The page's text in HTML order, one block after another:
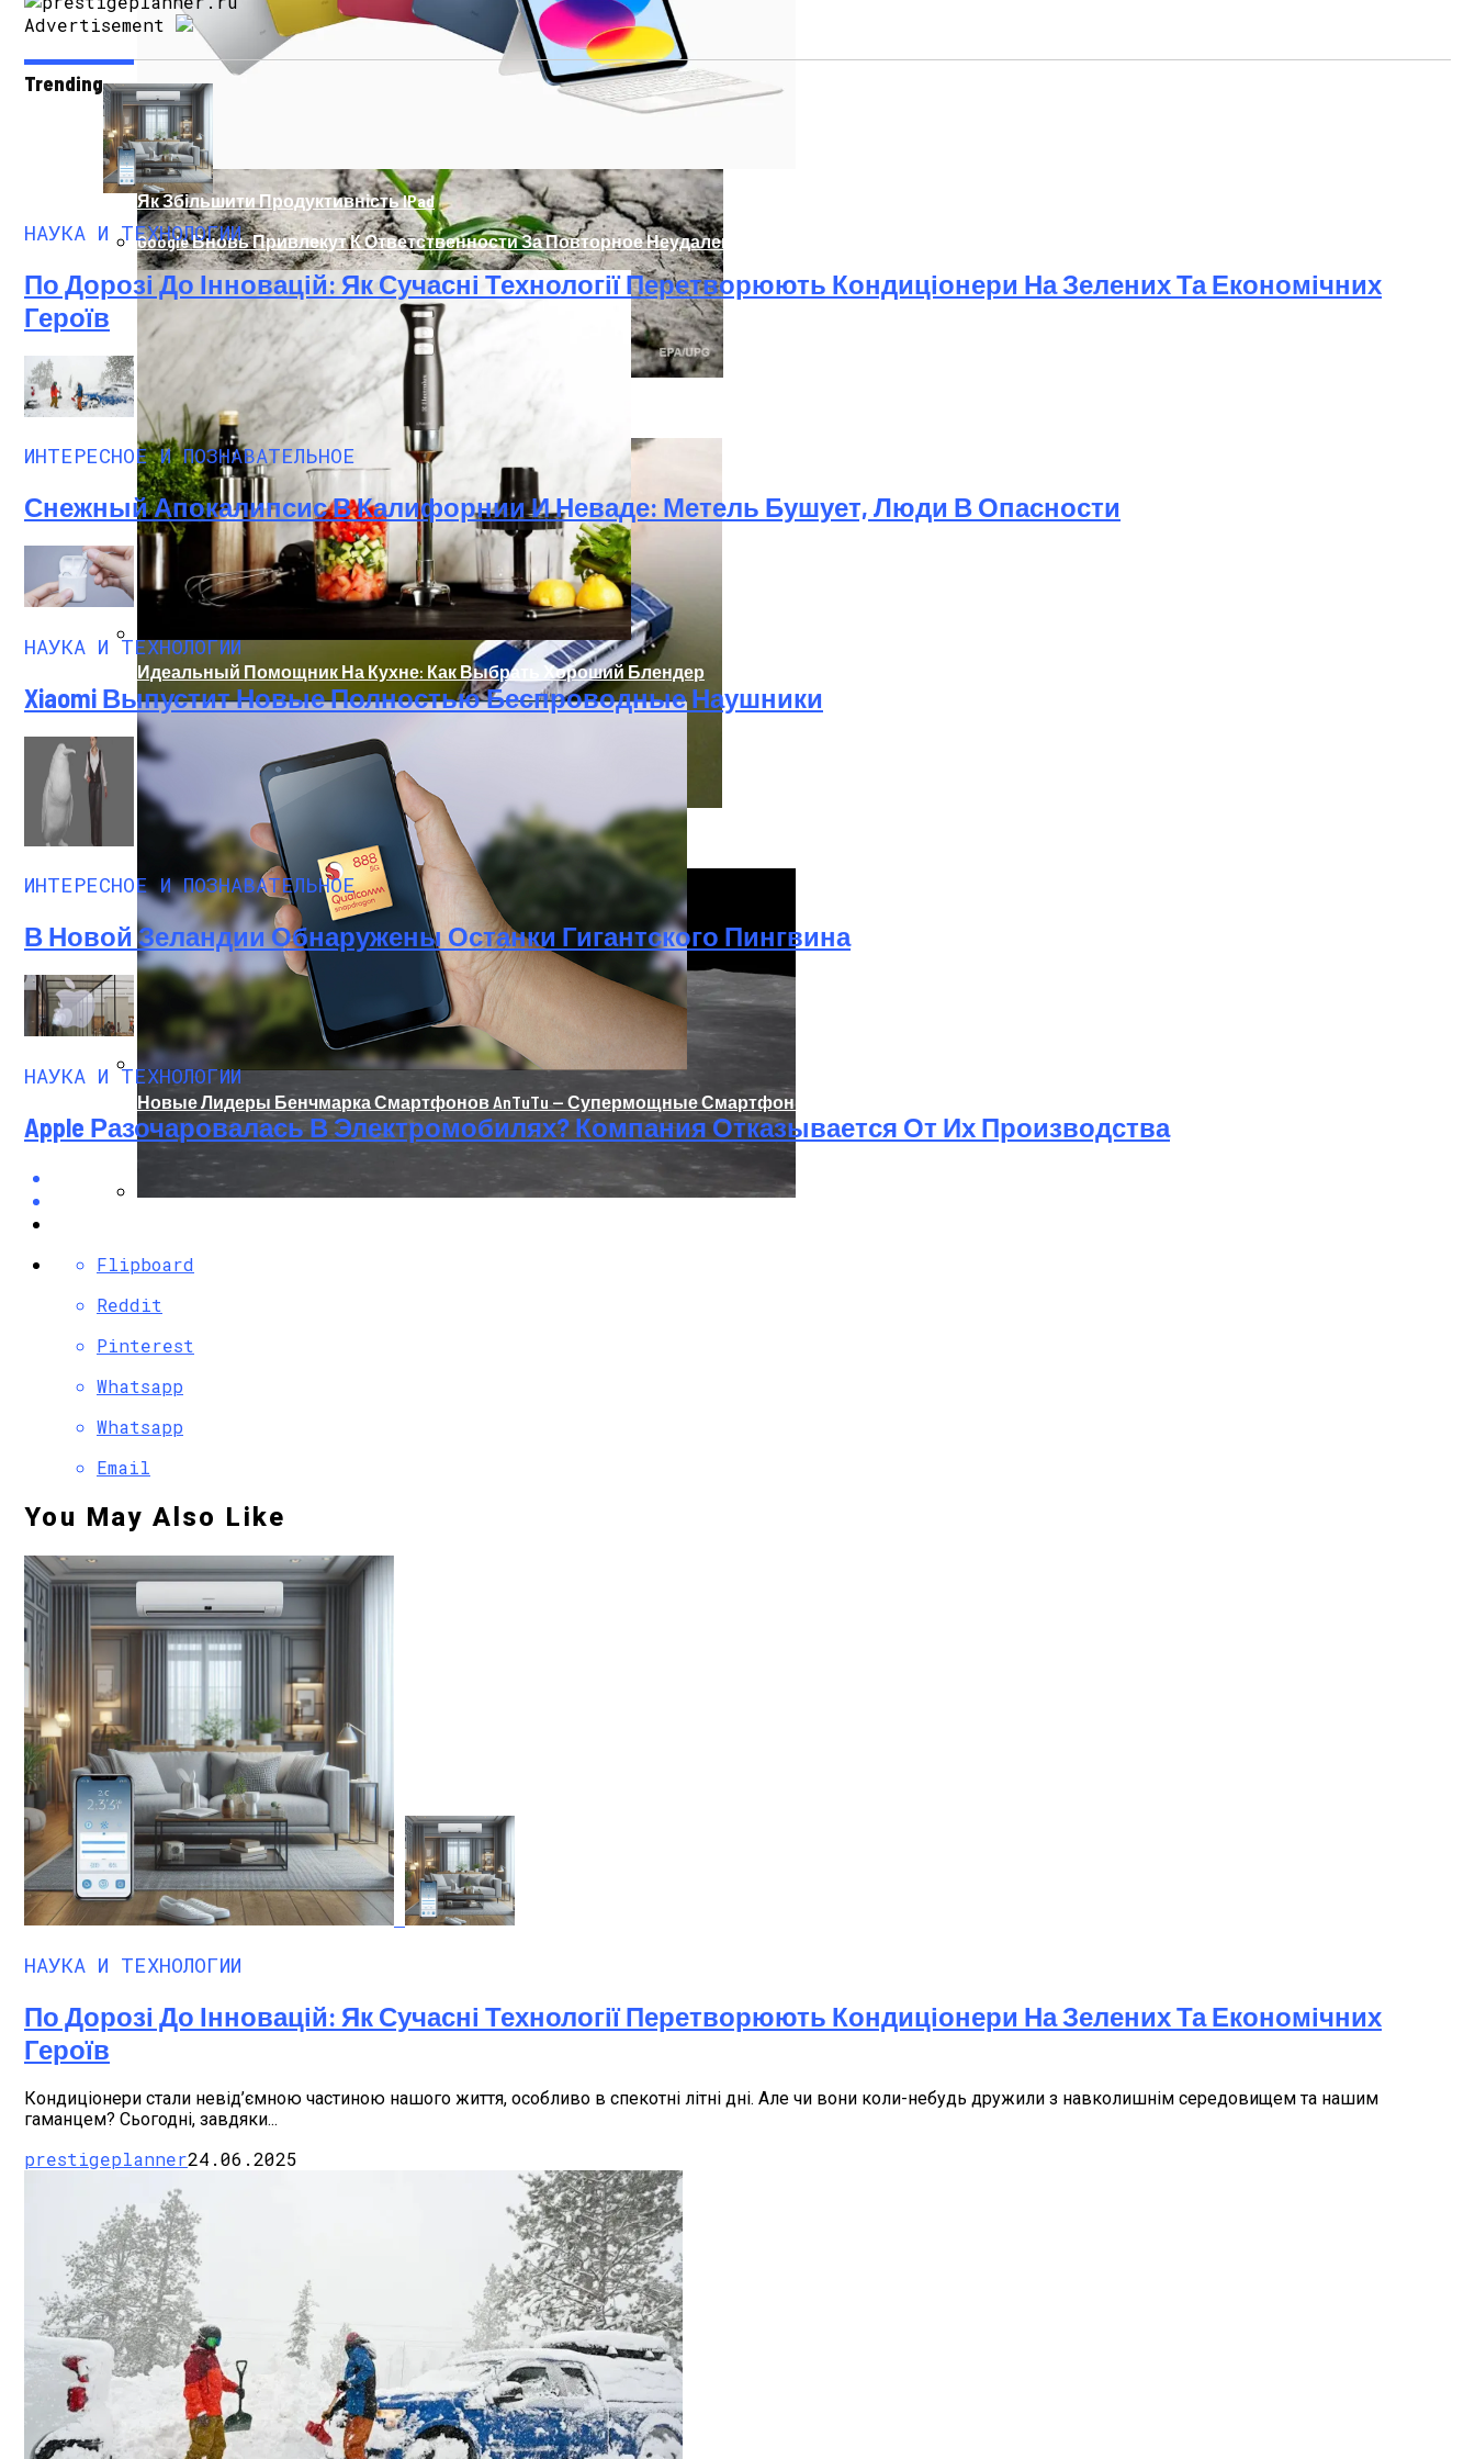
Ученые Назвали Новую Смертельную Угрозу Для Человечества
В Нидерландах Придумали Способ Очистить Реки От Пластика
Як Збільшити Продуктивність IPad
Google Вновь Привлекут К Ответственности За Повторное Неудаление Запрещённых Материалов
Идеальный Помощник На Кухне: Как Выбрать Хороший Блендер
Новые Лидеры Бенчмарка Смартфонов AnTuTu — Супермощные Смартфоны На Базе Snapdragon 888
Advertisement
Trending
НАУКА И ТЕХНОЛОГИИ
По Дорозі До Інновацій: Як Сучасні Технології Перетворюють Кондиціонери На Зелених Та Економічних
Героїв
ИНТЕРЕСНОЕ И ПОЗНАВАТЕЛЬНОЕ
Снежный Апокалипсис В Калифорнии И Неваде: Метель Бушует, Люди В Опасности
НАУКА И ТЕХНОЛОГИИ
Xiaomi Выпустит Новые Полностью Беспроводные Наушники
ИНТЕРЕСНОЕ И ПОЗНАВАТЕЛЬНОЕ
В Новой Зеландии Обнаружены Останки Гигантского Пингвина
НАУКА И ТЕХНОЛОГИИ
Apple Разочаровалась В Электромобилях? Компания Отказывается От Их Производства
Flipboard
Reddit
Pinterest
Whatsapp
Whatsapp
Email
You May Also Like
НАУКА И ТЕХНОЛОГИИ
По Дорозі До Інновацій: Як Сучасні Технології Перетворюють Кондиціонери На Зелених Та Економічних
Героїв
Кондиціонери стали невід’ємною частиною нашого життя, особливо в спекотні літні дні. Але чи вони коли-небудь дружили з навколишнім середовищем та нашим
гаманцем? Сьогодні, завдяки...
prestigeplanner24.06.2025